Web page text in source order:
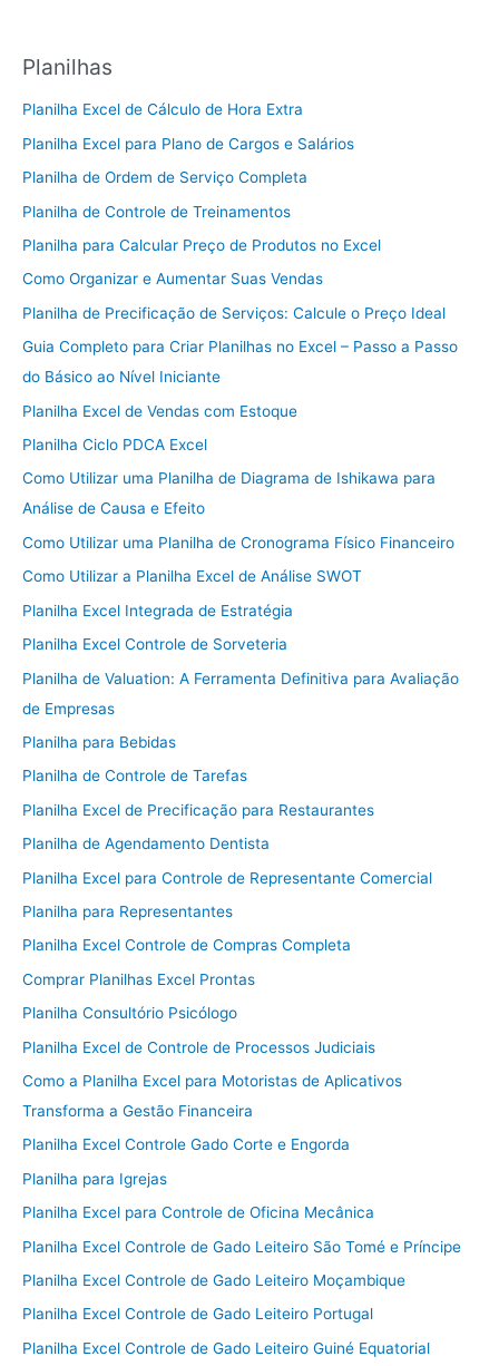
Planilhas
Planilha Excel de Cálculo de Hora Extra
Planilha Excel para Plano de Cargos e Salários
Planilha de Ordem de Serviço Completa
Planilha de Controle de Treinamentos
Planilha para Calcular Preço de Produtos no Excel
Como Organizar e Aumentar Suas Vendas
Planilha de Precificação de Serviços: Calcule o Preço Ideal
Guia Completo para Criar Planilhas no Excel – Passo a Passo
do Básico ao Nível Iniciante
Planilha Excel de Vendas com Estoque
Planilha Ciclo PDCA Excel
Como Utilizar uma Planilha de Diagrama de Ishikawa para
Análise de Causa e Efeito
Como Utilizar uma Planilha de Cronograma Físico Financeiro
Como Utilizar a Planilha Excel de Análise SWOT
Planilha Excel Integrada de Estratégia
Planilha Excel Controle de Sorveteria
Planilha de Valuation: A Ferramenta Definitiva para Avaliação
de Empresas
Planilha para Bebidas
Planilha de Controle de Tarefas
Planilha Excel de Precificação para Restaurantes
Planilha de Agendamento Dentista
Planilha Excel para Controle de Representante Comercial
Planilha para Representantes
Planilha Excel Controle de Compras Completa
Comprar Planilhas Excel Prontas
Planilha Consultório Psicólogo
Planilha Excel de Controle de Processos Judiciais
Como a Planilha Excel para Motoristas de Aplicativos
Transforma a Gestão Financeira
Planilha Excel Controle Gado Corte e Engorda
Planilha para Igrejas
Planilha Excel para Controle de Oficina Mecânica
Planilha Excel Controle de Gado Leiteiro São Tomé e Príncipe
Planilha Excel Controle de Gado Leiteiro Moçambique
Planilha Excel Controle de Gado Leiteiro Portugal
Planilha Excel Controle de Gado Leiteiro Guiné Equatorial